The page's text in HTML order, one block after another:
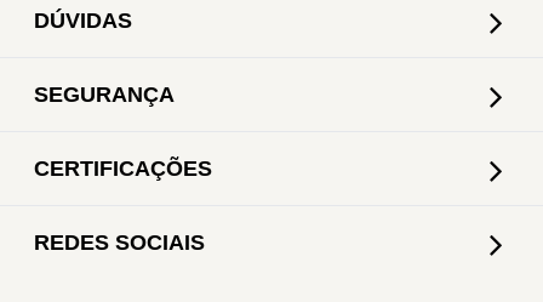
DÚVIDAS
SEGURANÇA
CERTIFICAÇÕES
REDES SOCIAIS